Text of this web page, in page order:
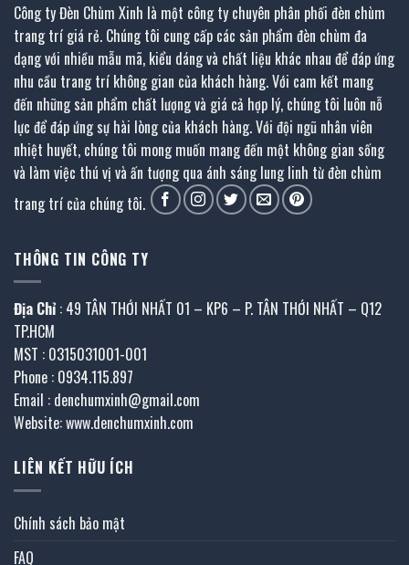
Công ty Đèn Chùm Xinh là một công ty chuyên phân phối đèn chùm
trang trí giá rẻ. Chúng tôi cung cấp các sản phẩm đèn chùm đa
dạng với nhiều mẫu mã, kiểu dáng và chất liệu khác nhau để đáp ứng
nhu cầu trang trí không gian của khách hàng. Với cam kết mang
đến những sản phẩm chất lượng và giá cả hợp lý, chúng tôi luôn nỗ
lực để đáp ứng sự hài lòng của khách hàng. Với đội ngũ nhân viên
nhiệt huyết, chúng tôi mong muốn mang đến một không gian sống
và làm việc thú vị và ấn tượng qua ánh sáng lung linh từ đèn chùm
trang trí của chúng tôi.
THÔNG TIN CÔNG TY
Địa Chỉ : 49 TÂN THỚI NHẤT 01 – KP6 – P. TÂN THỚI NHẤT – Q12
TP.HCM
MST : 0315031001-001
Phone : 0934.115.897
Email : denchumxinh@gmail.com
Website: www.denchumxinh.com
LIÊN KẾT HỮU ÍCH
Chính sách bảo mật
FAQ